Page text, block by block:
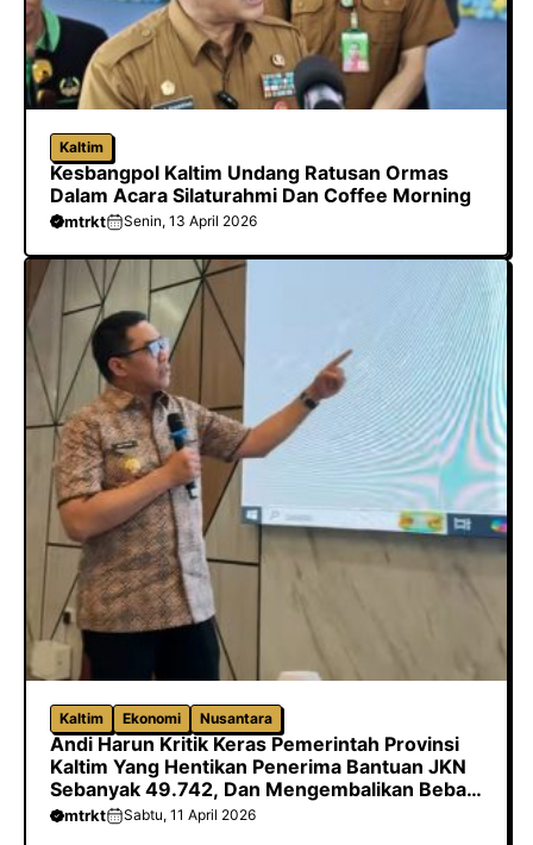
Kaltim
Kesbangpol Kaltim Undang Ratusan Ormas
Dalam Acara Silaturahmi Dan Coffee Morning
mtrkt Senin, 13 April 2026
Kaltim Ekonomi Nusantara
Andi Harun Kritik Keras Pemerintah Provinsi
Kaltim Yang Hentikan Penerima Bantuan JKN
Sebanyak 49.742, Dan Mengembalikan Beban
Biaya Ke Kabupaten/Kota
mtrkt Sabtu, 11 April 2026